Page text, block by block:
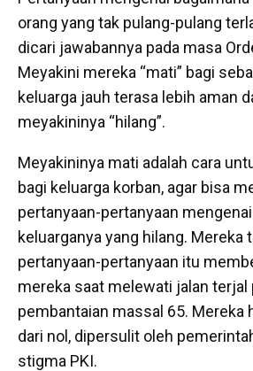
orang yang tak pulang-pulang
dicari jawabannya pada masa
Meyakini mereka “mati” bagi
keluarga jauh terasa lebih aman
meyakininya “hilang”.
Meyakininya mati adalah cara
bagi keluarga korban, agar bisa
pertanyaan-pertanyaan
keluarganya yang hilang. Mereka
pertanyaan-pertanyaan itu
mereka saat melewati jalan terjal
pembantaian massal 65. Mereka
dari nol, dipersulit oleh
stigma PKI.